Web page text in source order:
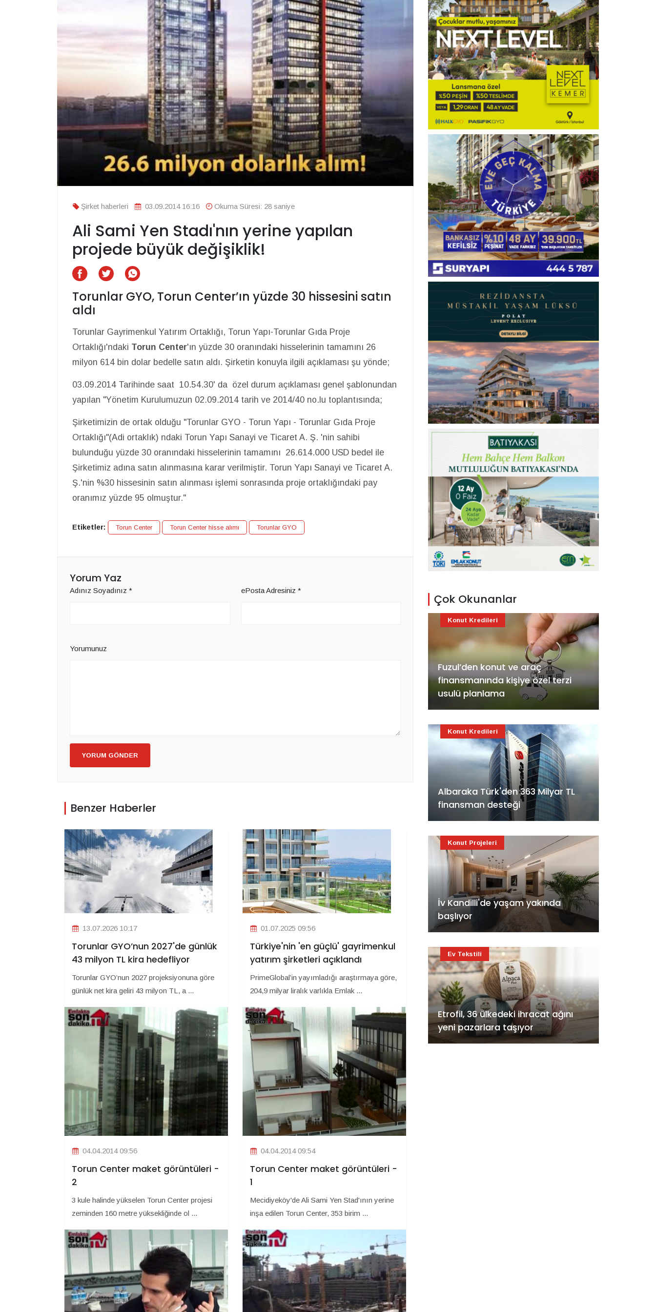
Şirket haberleri 03.09.2014 16:16 Okuma Süresi: 28 saniye
Ali Sami Yen Stadı'nın yerine yapılan
projede büyük değişiklik!
Torunlar GYO, Torun Center’ın yüzde 30 hissesini satın
aldı
Torunlar Gayrimenkul Yatırım Ortaklığı, Torun Yapı-Torunlar Gıda Proje
Ortaklığı'ndaki Torun Center'ın yüzde 30 oranındaki hisselerinin tamamını 26
milyon 614 bin dolar bedelle satın aldı. Şirketin konuyla ilgili açıklaması şu yönde;
03.09.2014 Tarihinde saat 10.54.30' da özel durum açıklaması genel şablonundan
yapılan "Yönetim Kurulumuzun 02.09.2014 tarih ve 2014/40 no.lu toplantısında;
Şirketimizin de ortak olduğu "Torunlar GYO - Torun Yapı - Torunlar Gıda Proje
Ortaklığı"(Adi ortaklık) ndaki Torun Yapı Sanayi ve Ticaret A. Ş. 'nin sahibi
bulunduğu yüzde 30 oranındaki hisselerinin tamamını 26.614.000 USD bedel ile
Şirketimiz adına satın alınmasına karar verilmiştir. Torun Yapı Sanayi ve Ticaret A.
Ş.'nin %30 hissesinin satın alınması işlemi sonrasında proje ortaklığındaki pay
oranımız yüzde 95 olmuştur."
Etiketler: Torun Center Torun Center hisse alımı Torunlar GYO
Yorum Yaz
Adınız Soyadınız * ePosta Adresiniz *
Yorumunuz
YORUM GÖNDER
Benzer Haberler
13.07.2026 10:17
Torunlar GYO’nun 2027'de günlük
43 milyon TL kira hedefliyor
Torunlar GYO’nun 2027 projeksiyonuna göre
günlük net kira geliri 43 milyon TL, a ...
01.07.2025 09:56
Türkiye'nin 'en güçlü' gayrimenkul
yatırım şirketleri açıklandı
PrimeGlobal’in yayımladığı araştırmaya göre,
204,9 milyar liralık varlıkla Emlak ...
04.04.2014 09:56
Torun Center maket görüntüleri -
2
3 kule halinde yükselen Torun Center projesi
zeminden 160 metre yüksekliğinde ol ...
04.04.2014 09:54
Torun Center maket görüntüleri -
1
Mecidiyeköy'de Ali Sami Yen Stad'ının yerine
inşa edilen Torun Center, 353 birim ...
Çok Okunanlar
Fuzul’den konut ve araç
finansmanında kişiye özel terzi
usulü planlama
Konut Kredileri
Albaraka Türk'den 363 Milyar TL
finansman desteği
Konut Kredileri
İv Kandilli'de yaşam yakında
başlıyor
Konut Projeleri
Etrofil, 36 ülkedeki ihracat ağını
yeni pazarlara taşıyor
Ev Tekstili